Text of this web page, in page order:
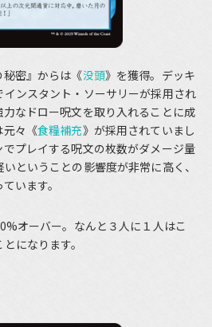
密』からは《没頭》を獲得。デッキ
ンスタント・ソーサリーが採用され
なドロー呪文を取り入れることに成
元々《食糧補充》が採用されていまし
プレイする呪文の枚数がダメージ量
ということの影響度が非常に高く、
います。
オーバー。なんと３人に１人はこ
になります。